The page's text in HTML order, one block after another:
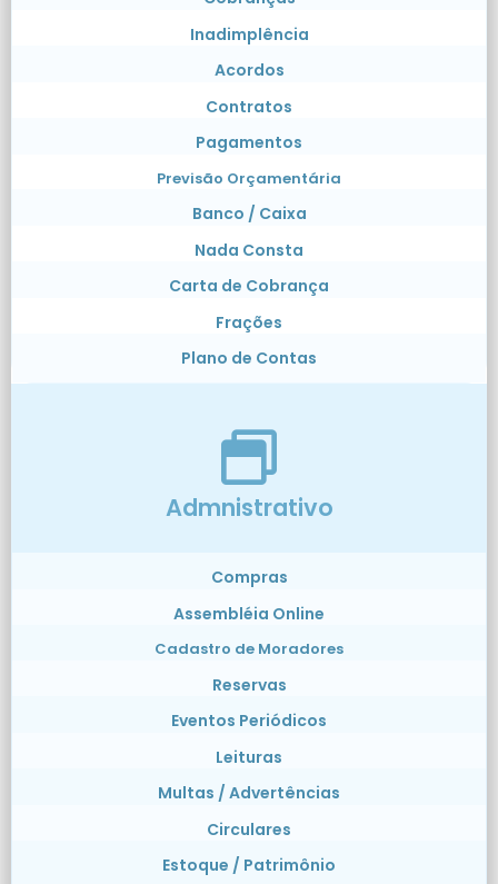
Inadimplência
Acordos
Contratos
Pagamentos
Previsão Orçamentária
Banco / Caixa
Nada Consta
Carta de Cobrança
Frações
Plano de Contas
Admnistrativo
Compras
Assembléia Online
Cadastro de Moradores
Reservas
Eventos Periódicos
Leituras
Multas / Advertências
Circulares
Estoque / Patrimônio